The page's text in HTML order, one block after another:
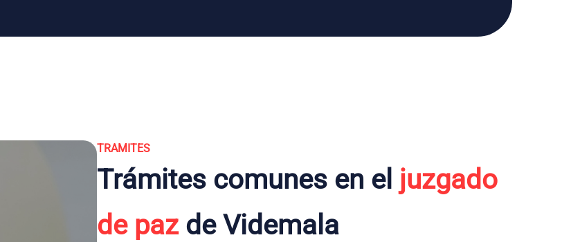
TRAMITES
Trámites comunes en el juzgado
de pazde Videmala